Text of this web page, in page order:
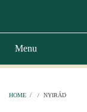
Main
Menu
HOME / / NYIRÁD